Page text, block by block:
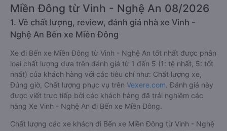
Miền Đông từ Vinh - Nghệ An 08/2026
1. Về chất lượng, review, đánh giá nhà xe Vinh -
Nghệ An Bến xe Miền Đông
Xe đi Bến xe Miền Đông từ Vinh - Nghệ An tốt nhất được phân
loại chất lượng dựa trên đánh giá từ 1 đến 5 (1: tệ nhất, 5: tốt
nhất) của khách hàng với các tiêu chí như: Chất lượng xe,
Đúng giờ, Chất lượng phục vụ trên Vexere.com. Đánh giá này
được viết trực tiếp bởi các khách hàng đã trải nghiệm các
hãng Xe Vinh - Nghệ An đi Bến xe Miền Đông.
Chất lượng các xe khách đi Bến xe Miền Đông từ Vinh - Nghệ